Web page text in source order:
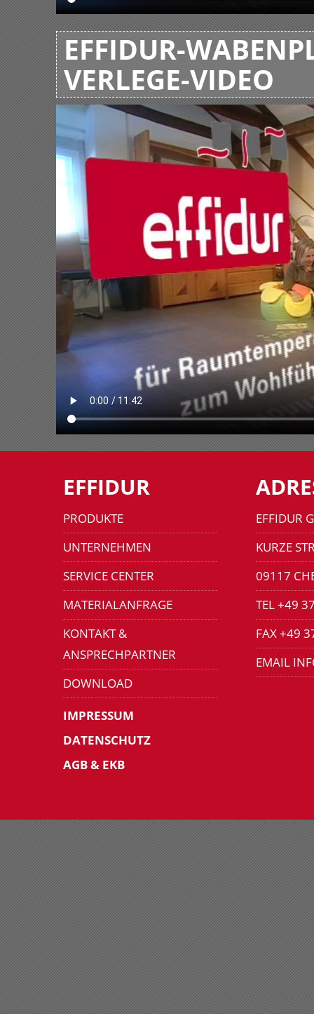
EFFIDUR-
VERLEGE-VIDEO
EFFIDUR
PRODUKTE
UNTERNEHMEN
SERVICE CENTER
MATERIALANFRAGE
KONTAKT &
ANSPRECHPARTNER
DOWNLOAD
IMPRESSUM
DATENSCHUTZ
AGB & EKB
EFFIDUR
KURZE
09117
TEL +49
FAX +49
EMAIL